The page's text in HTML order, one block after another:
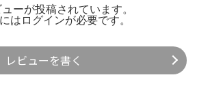
ーが投稿されています。
は ログインが必要です。
レビューを書く